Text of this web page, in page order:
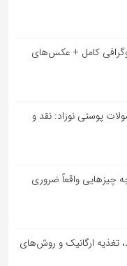
کامل + عکس‌های
پوستی نوزاد: نقد و
چیزهایی واقعاً ضروری
تغذیه ارگانیک و روش‌های